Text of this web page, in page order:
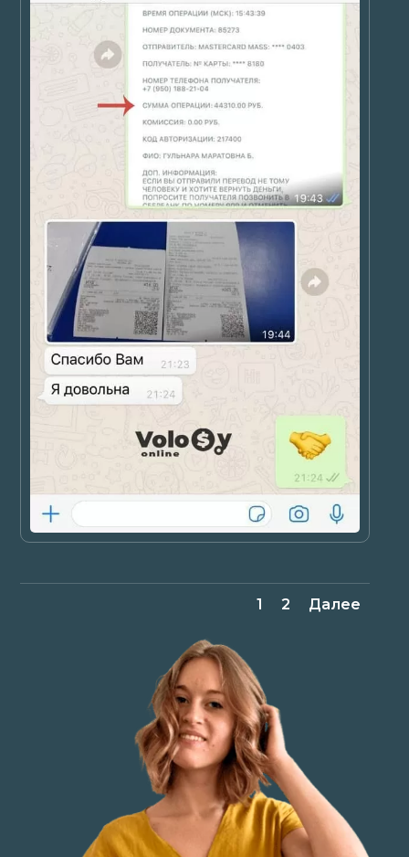
1 2 Далее